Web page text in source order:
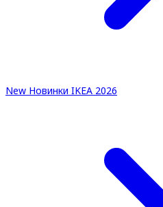
New Новинки IKEA 2026